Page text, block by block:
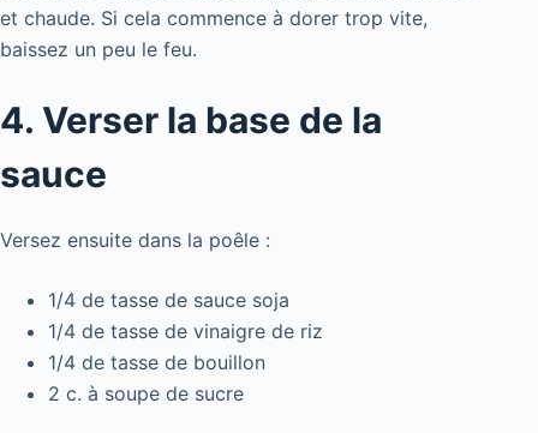
et chaude. Si cela commence à dorer trop vite,
baissez un peu le feu.
4. Verser la base de la
sauce
Versez ensuite dans la poêle :
1/4 de tasse de sauce soja
1/4 de tasse de vinaigre de riz
1/4 de tasse de bouillon
2 c. à soupe de sucre